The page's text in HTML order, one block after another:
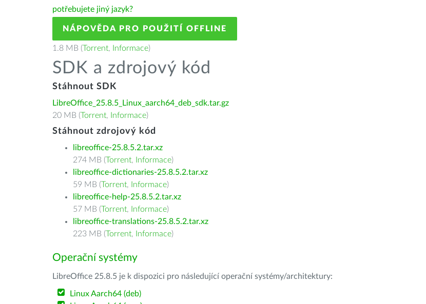
potřebujete jiný jazyk?
NÁPOVĚDA PRO POUŽITÍ OFFLINE
1.8 MB (Torrent, Informace)
SDK a zdrojový kód
Stáhnout SDK
LibreOffice_25.8.5_Linux_aarch64_deb_sdk.tar.gz
20 MB (Torrent, Informace)
Stáhnout zdrojový kód
libreoffice-25.8.5.2.tar.xz
274 MB (Torrent, Informace)
libreoffice-dictionaries-25.8.5.2.tar.xz
59 MB (Torrent, Informace)
libreoffice-help-25.8.5.2.tar.xz
57 MB (Torrent, Informace)
libreoffice-translations-25.8.5.2.tar.xz
223 MB (Torrent, Informace)
Operační systémy
LibreOffice 25.8.5 je k dispozici pro následující operační systémy/architektury:
Linux Aarch64 (deb)